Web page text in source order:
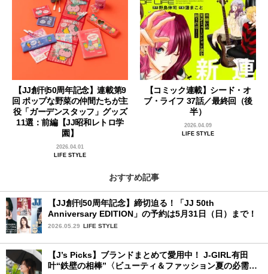
【JJ創刊50周年記念】連載第9
回 ポップな野菜の仲間たちが主
役「ガーデンスタッフ」グッズ
11選：前編【JJ昭和レトロ学
園】
2026.04.01
LIFE STYLE
【コミック連載】シード・オ
ブ・ライフ 37話／最終回（後
半）
2026.04.09
LIFE STYLE
おすすめ記事
【JJ創刊50周年記念】締切迫る！「JJ 50th
Anniversary EDITION」の予約は5月31日（日）まで！
2026.05.29 LIFE STYLE
【J’s Picks】ブランドまとめて愛用中！ J-GIRL有田
叶“鉄壁の相棒”〈ビューティ＆ファッション夏の必需